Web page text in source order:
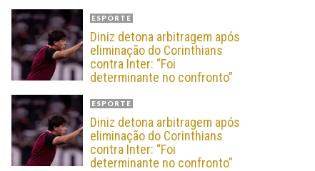
ESPORTE
Diniz detona arbitragem após
eliminação do Corinthians
contra Inter: “Foi
determinante no confronto”
ESPORTE
Diniz detona arbitragem após
eliminação do Corinthians
contra Inter: “Foi
determinante no confronto”